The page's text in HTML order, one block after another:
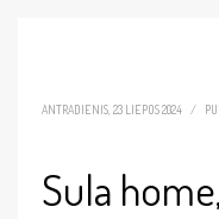
ANTRADIENIS, 23 LIEPOS 2024 /
Sula